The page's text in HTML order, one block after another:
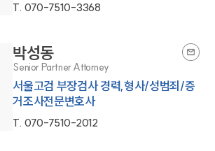
T. 070-7510-3368
박성동
Senior Partner Attorney
서울고검 부장검사 경력,형사/성범죄/증
거조사전문변호사
T. 070-7510-2012